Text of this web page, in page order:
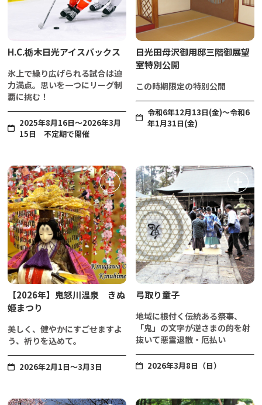
H.C.栃木日光アイスバックス
氷上で繰り広げられる試合は迫
力満点。思いを一つにリーグ制
覇に挑む！
2025年8月16日～2026年3月
15日 不定期で開催
日光田母沢御用邸三階御展望
室特別公開
この時期限定の特別公開
令和6年12月13日(金)～令和6
年1月31日(金)
【2026年】鬼怒川温泉 きぬ
姫まつり
美しく、健やかにすごせますよ
う、祈りを込めて。
2026年2月1日～3月3日
弓取り童子
地域に根付く伝統ある祭事、
「鬼」の文字が逆さまの的を射
抜いて悪霊退散・厄払い
2026年3月8日（日）